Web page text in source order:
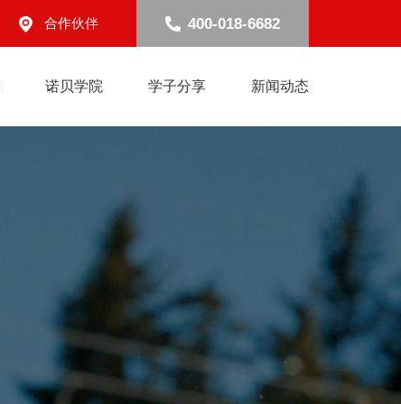
合作伙伴 400-018-6682
诺贝学院 学子分享 新闻动态